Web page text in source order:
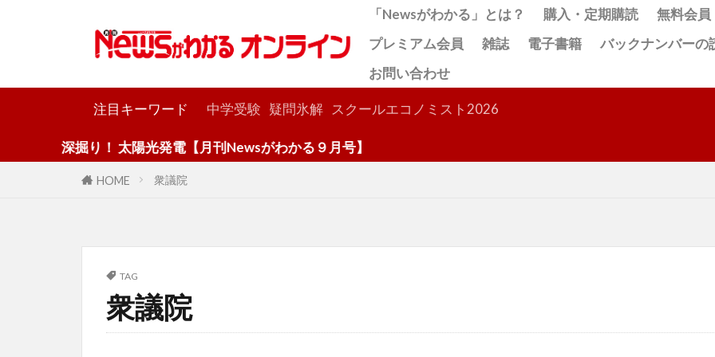
「Newsがわかる」とは？ 購入・定期購読
無料会員
プレミアム会員
雑誌 電子書籍
バックナンバーの
お問い合わせ
注目キーワード 中学受験 疑問氷解 スクールエコノミスト2026
掘り！ 太陽光発電【月刊Newsがわかる９月号】
HOME 衆議院
TAG
衆議院
検索